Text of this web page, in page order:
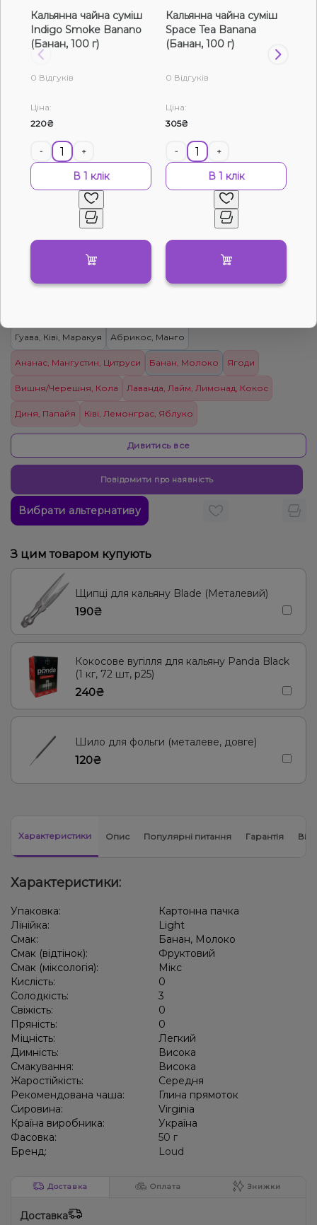
Рідини для електронних сигарет
Подарункові набори
Немає у наявності Артикул:
Тютюн Loud Light Banana shake (Банана
Шейк, 50 г)
0 відгуківДивитись оптовий прайс
Смак
Гуава, Ківі, Маракуя Абрикос, Манго
Ананас, Мангустин, Цитруси Банан, Молоко Ягоди
Вишня/Черешня, Кола Лаванда, Лайм, Лимонад, Кокос
Диня, Папайя Ківі, Лемонграс, Яблуко
Грейпфрут, Полуниця, Лічі, Малина Малина, Мохіто
Попкорн Цитруси Лимон, Цукерки Ананас, Кокос, Ром
Лимонад, Огірок Виноград, Лимонад
Пиріг/Кондитерка, Гарбуз
Дивитись все
Повідомити про наявність
Вибрати альтернативу
З цим товаром купують
Щипці для кальяну Blade (Металевий)
190₴
Кокосове вугілля для кальяну Panda Black
(1 кг, 72 шт, р25)
240₴
Шило для фольги (металеве, довге)
120₴
Характеристики Опис Популярні питання Гарантія
Характеристики:
Упаковка:
Картонна пачка
Лінійка:
Light
Смак:
Банан, Молоко
Смак (відтінок):
Фруктовий
Смак (міксологія):
Мікс
Кислість:
0
Солодкість:
3
Свіжість:
0
Пряність:
0
Міцність:
Легкий
Димність:
Висока
Смакування:
Висока
Жаростійкість:
Середня
Рекомендована чаша:
Глина прямоток
Сировина:
Virginia
Країна виробника:
Україна
Фасовка:
50 г
Бренд:
Loud
Доставка Оплата Знижки
Доставка
Кальянна чайна суміш
Indigo Smoke Banano
(Банан, 100 г)
0 Відгуків
Ціна:
220₴
- +
В 1 клік
Кальянна чайна суміш
Space Tea Banana
(Банан, 100 г)
0 Відгуків
Ціна:
305₴
- +
В 1 клік